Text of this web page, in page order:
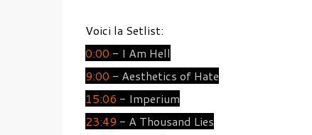
Voici la Setlist:
0:00 - I Am Hell
9:00 - Aesthetics of Hate
15:06 - Imperium
23:49 - A Thousand Lies